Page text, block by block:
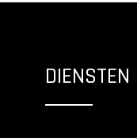
DIENSTEN